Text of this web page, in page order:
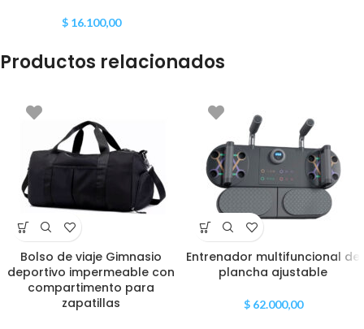
$16.100,00
Productos relacionados
Bolso de viaje Gimnasio
deportivo impermeable con
compartimento para
zapatillas
Entrenador multifuncional de
plancha ajustable
$62.000,00